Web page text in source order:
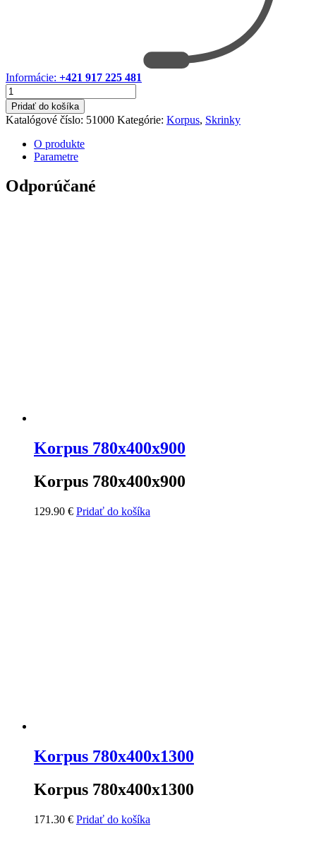
Informácie: +421 917 225 481
množstvo
Korpus
780x400x1300
Pridať do košíka
Katalógové číslo: 51000 Kategórie: Korpus, Skrinky
O produkte
Parametre
Odporúčané
Korpus 780x400x900
Korpus 780x400x900
129.90 € Pridať do košíka
Korpus 780x400x1300
Korpus 780x400x1300
171.30 € Pridať do košíka